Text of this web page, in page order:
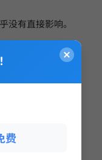
有直接影响。
质。
费